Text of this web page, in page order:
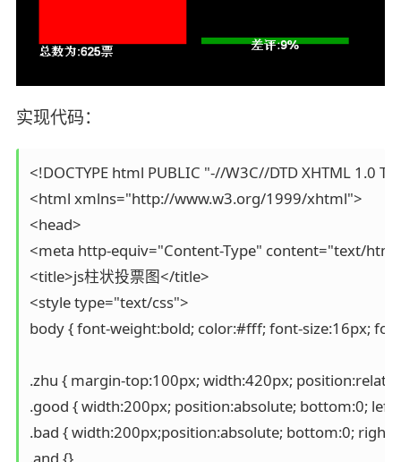
实现代码：
<!DOCTYPE html PUBLIC "-//W3C//DTD XHTML
<html xmlns="http://www.w3.org/1999/xhtml">
<head>
<meta http-equiv="Content-Type" content="text/
<title>js柱状投票图</title>
<style type="text/css">
body { font-weight:bold; color:#fff; font-size:16px;
.zhu { margin-top:100px; width:420px;
.good { width:200px; position:absolute; bottom:0;
.bad { width:200px;position:absolute; bottom:0;